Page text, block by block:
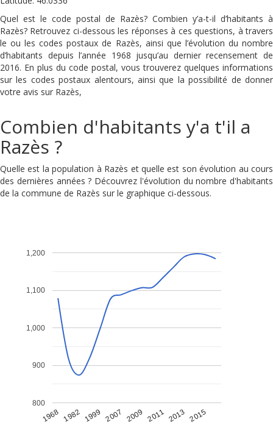
Quel est le code postal de Razès? Combien y’a-t-il d’habitants à
Razès? Retrouvez ci-dessous les réponses à ces questions, à travers
le ou les codes postaux de Razès, ainsi que l’évolution du nombre
d’habitants depuis l’année 1968 jusqu’au dernier recensement de
2016. En plus du code postal, vous trouverez quelques informations
sur les codes postaux alentours, ainsi que la possibilité de donner
votre avis sur Razès,
Combien d'habitants y'a t'il a
Razès ?
Quelle est la population à Razès et quelle est son évolution au cours
des dernières années ? Découvrez l'évolution du nombre d'habitants
de la commune de Razès sur le graphique ci-dessous.
1968 1982 1999 2007 2009 2011 2013 2015
800
900
1,000
1,100
1,200